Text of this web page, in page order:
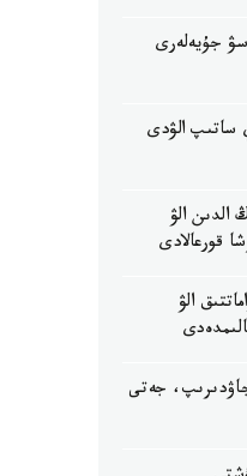
سۋ جۇيەلەرى
ساتىپ الۋدى
الدىن الۋ
قورعالادى
الۋ
جەتى